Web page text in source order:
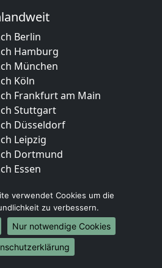
Berlin
Hamburg
München
Köln
Frankfurt am Main
Stuttgart
Düsseldorf
Leipzig
Dortmund
Essen
Dresden
Hannover
Nürnberg
Duisburg
Bochum
verwendet Cookies um die
zu verbessern.
Nur notwendige Cookies